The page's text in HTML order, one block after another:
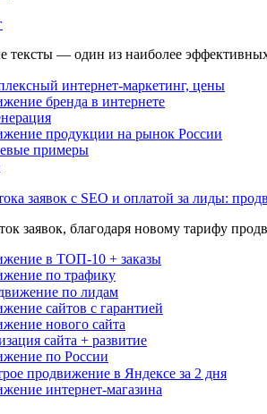
тексты — один из наиболее
интернет-маркетинг, цены
бренда в интернете
продукции на рынок России
примеры
заявок с SEO и оплатой за лиды:
заявок, благодаря новому тарифу
в ТОП-10 + заказы
по трафику
по лидам
сайтов с гарантией
нового сайта
сайта + развитие
по России
продвижение в Яндексе за 2 дня
интернет-магазина